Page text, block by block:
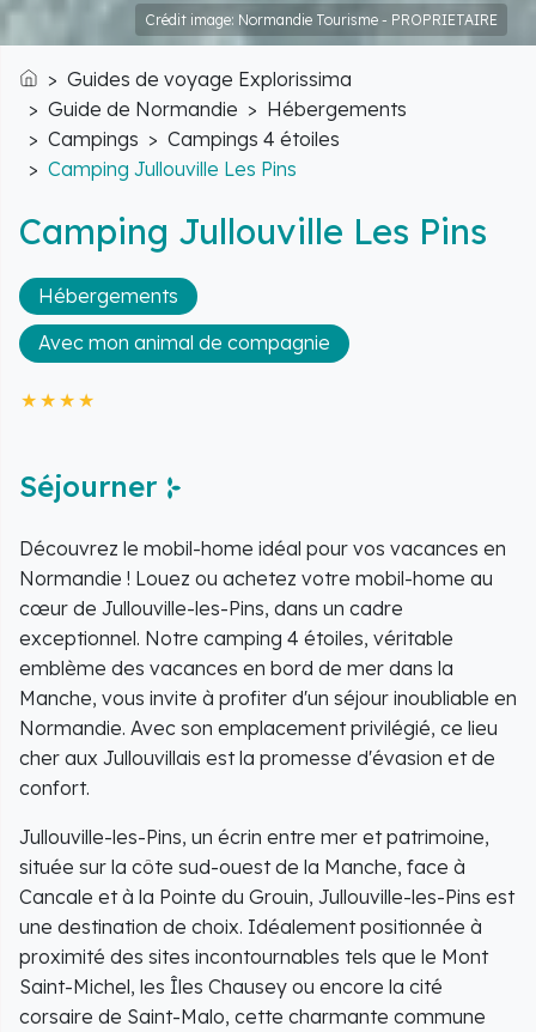
Crédit image: Normandie Tourisme - PROPRIETAIRE
Accueil
Guides de voyage Explorissima
Guide de Normandie
Hébergements
Campings
Campings 4 étoiles
Camping Jullouville Les Pins
Camping Jullouville Les Pins
Hébergements
Avec mon animal de compagnie
Séjourner
Découvrez le mobil-home idéal pour vos vacances en
Normandie ! Louez ou achetez votre mobil-home au
cœur de Jullouville-les-Pins, dans un cadre
exceptionnel. Notre camping 4 étoiles, véritable
emblème des vacances en bord de mer dans la
Manche, vous invite à profiter d'un séjour inoubliable en
Normandie. Avec son emplacement privilégié, ce lieu
cher aux Jullouvillais est la promesse d'évasion et de
confort.
Jullouville-les-Pins, un écrin entre mer et patrimoine,
située sur la côte sud-ouest de la Manche, face à
Cancale et à la Pointe du Grouin, Jullouville-les-Pins est
une destination de choix. Idéalement positionnée à
proximité des sites incontournables tels que le Mont
Saint-Michel, les Îles Chausey ou encore la cité
corsaire de Saint-Malo, cette charmante commune